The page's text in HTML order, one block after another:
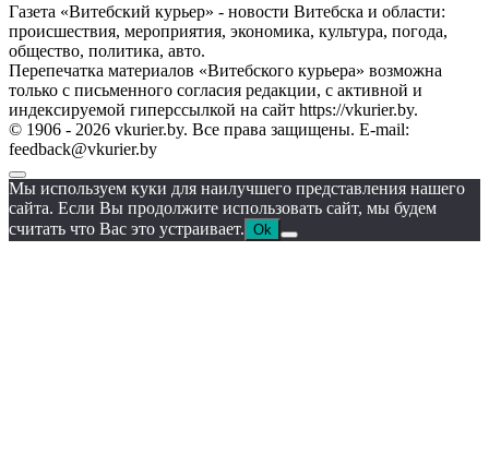
Газета «Витебский курьер» - новости Витебска и области:
происшествия, мероприятия, экономика, культура, погода,
общество, политика, авто.
Перепечатка материалов «Витебского курьера» возможна
только с письменного согласия редакции, с активной и
индексируемой гиперссылкой на сайт https://vkurier.by.
© 1906 - 2026 vkurier.by. Все права защищены. E-mail:
feedback@vkurier.by
Мы используем куки для наилучшего представления нашего
сайта. Если Вы продолжите использовать сайт, мы будем
считать что Вас это устраивает. Ok